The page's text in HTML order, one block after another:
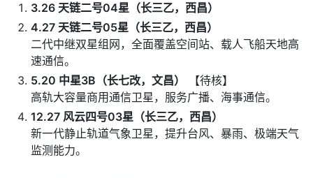
3.26 天链二号04星（长三乙，西昌）
4.27 天链二号05星（长三乙，西昌）
二代中继双星组网，全面覆盖空间站、载人飞船天地高
速通信。
5.20 中星3B（长七改，文昌）
【待核】
高轨大容量商用通信卫星，服务广播、海事通信。
12.27 风云四号03星（长三乙，西昌）
新一代静止轨道气象卫星，提升台风、暴雨、极端天气
监测能力。